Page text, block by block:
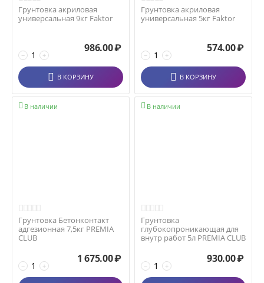
Грунтовка акриловая
универсальная 9кг Faktor
+
−
986.00₽
В КОРЗИНУ
Грунтовка акриловая
универсальная 5кг Faktor
+
−
574.00₽
В КОРЗИНУ
В наличии

Грунтовка Бетонконтакт
адгезионная 7,5кг PREMIA
CLUB
+
−
1 675.00₽
В наличии

Грунтовка
глубокопроникающая для
внутр работ 5л PREMIA CLUB
+
−
930.00₽